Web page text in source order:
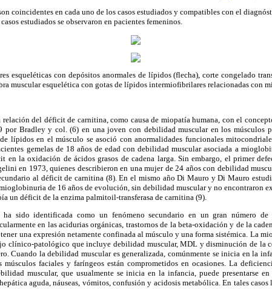
coincidentes en cada uno de los casos estudiados y compatibles con el
estudiados se observaron en pacientes femeninos.
esqueléticas con depósitos anormales de lípidos (flecha), corte congelado
muscular esquelética con gotas de lípidos intermiofibrilares relacionadas con
del déficit de carnitina, como causa de miopatía humana, con el
Bradley y col. (6) en una joven con debilidad muscular en los músculos
lípidos en el músculo se asoció con anormalidades funcionales
gemelas de 18 años de edad con debilidad muscular asociada a
en la oxidación de ácidos grasos de cadena larga. Sin embargo, el primer
en 1973, quienes describieron en una mujer de 24 años con debilidad
al déficit de carnitina (8). En el mismo año Di Mauro y Di Mauro
de 16 años de evolución, sin debilidad muscular y no encontraron
un déficit de la enzima palmitoil-transferasa de carnitina (9).
sido identificada como un fenómeno secundario en un gran número de
en las acidurias orgánicas, trastornos de la beta-oxidación y de la
una expresión netamente confinada al músculo y una forma sistémica. La
clínico-patológico que incluye debilidad muscular, MDL y disminución de la
Cuando la debilidad muscular es generalizada, comúnmente se inicia en la
faciales y faríngeos están comprometidos en ocasiones. La
muscular, que usualmente se inicia en la infancia, puede presentarse
aguda, náuseas, vómitos, confusión y acidosis metabólica. En tales